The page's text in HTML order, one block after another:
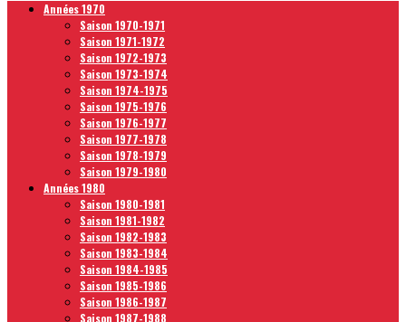
Années 1970
Saison 1970-1971
Saison 1971-1972
Saison 1972-1973
Saison 1973-1974
Saison 1974-1975
Saison 1975-1976
Saison 1976-1977
Saison 1977-1978
Saison 1978-1979
Saison 1979-1980
Années 1980
Saison 1980-1981
Saison 1981-1982
Saison 1982-1983
Saison 1983-1984
Saison 1984-1985
Saison 1985-1986
Saison 1986-1987
Saison 1987-1988